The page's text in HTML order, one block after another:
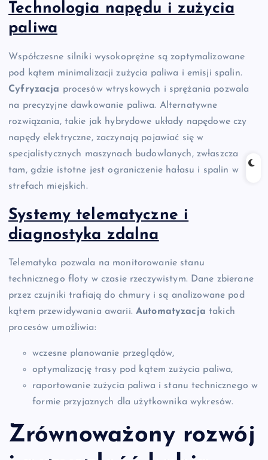
Technologia napędu i zużycia
paliwa
Współczesne silniki wysokoprężne są zoptymalizowane
pod kątem minimalizacji zużycia paliwa i emisji spalin.
Cyfryzacja procesów wtryskowych i sprężania pozwala
na precyzyjne dawkowanie paliwa. Alternatywne
rozwiązania, takie jak hybrydowe układy napędowe czy
napędy elektryczne, zaczynają pojawiać się w
specjalistycznych maszynach budowlanych, zwłaszcza
tam, gdzie istotne jest ograniczenie hałasu i spalin w
strefach miejskich.
Systemy telematyczne i
diagnostyka zdalna
Telematyka pozwala na monitorowanie stanu
technicznego floty w czasie rzeczywistym. Dane zbierane
przez czujniki trafiają do chmury i są analizowane pod
kątem przewidywania awarii.Automatyzacja takich
procesów umożliwia:
wczesne planowanie przeglądów,
optymalizację trasy pod kątem zużycia paliwa,
raportowanie zużycia paliwa i stanu technicznego w
formie przyjaznych dla użytkownika wykresów.
Zrównoważony rozwój